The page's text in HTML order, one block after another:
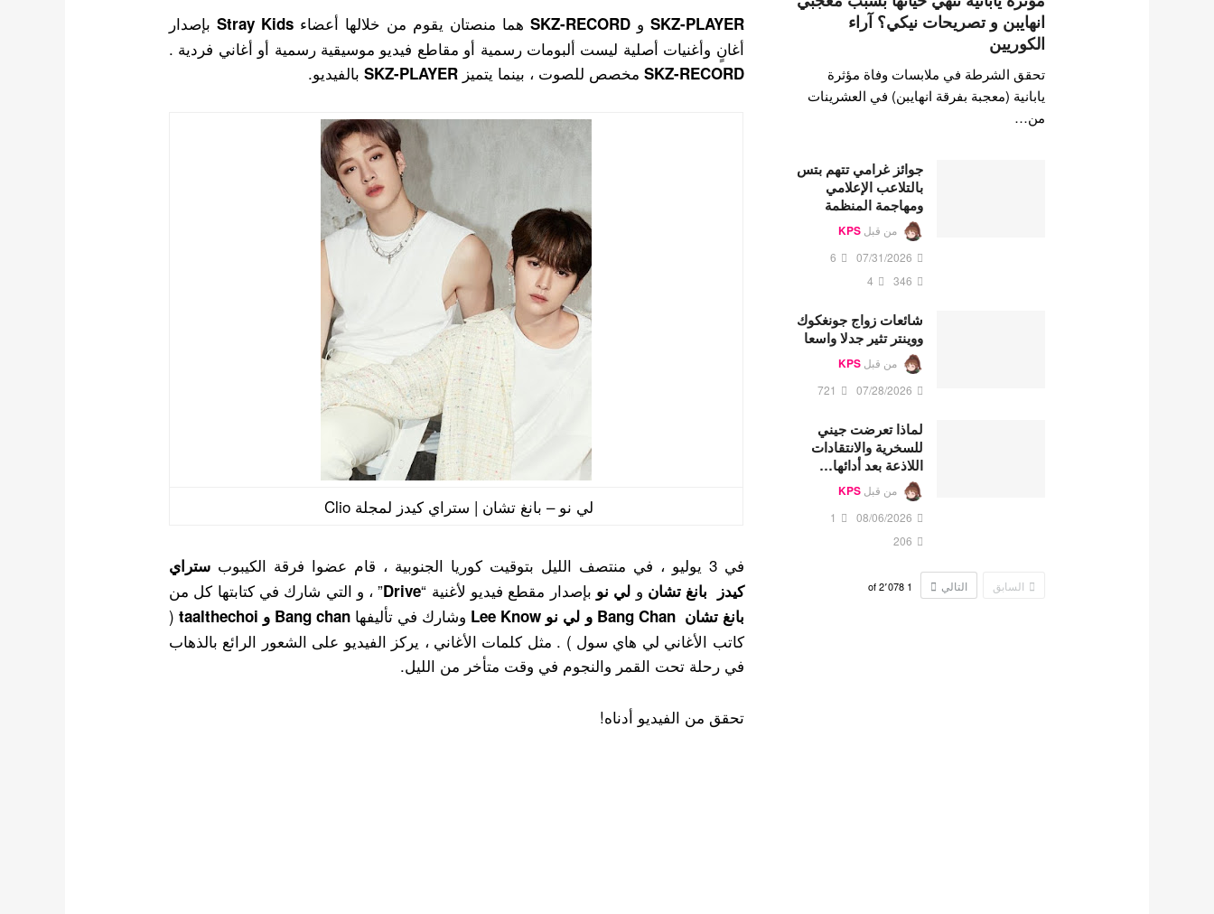
SKZ-PLAYER وSKZ-RECORD هما منصتان يقوم من خلالها أعضاءStray Kids بإصدار
أغانٍ وأغنيات أصلية ليست ألبومات رسمية أو مقاطع فيديو موسيقية رسمية أو أغاني فردية .
SKZ-RECORD مخصص للصوت ، بينما يتميزSKZ-PLAYER بالفيديو.
لي نو – بانغ تشان | ستراي كيدز لمجلة Clio
في 3 يوليو ، في منتصف الليل بتوقيت كوريا الجنوبية ، قام عضوا فرقة الكيبوب
ستراي
كيدز
بانغ تشان و لي نو بإصدار مقطع فيديو لأغنية “Drive” ، و التي شارك في كتابتها كل من
بانغ تشان Bang Chan و لي نو Lee Know وشارك في تأليفها Bang chan و taalthechoi
(
كاتب الأغاني لي هاي سول ) . مثل كلمات الأغاني ، يركز الفيديو على الشعور الرائع بالذهاب
في رحلة تحت القمر والنجوم في وقت متأخر من الليل.
تحقق من الفيديو أدناه!
انهايبن و تصريحات نيكي؟ آراء
الكوريين
تحقق الشرطة في ملابسات وفاة مؤثرة
يابانية (معجبة بفرقة انهايبن) في العشرينات
من…
جوائز غرامي تتهم بتس
بالتلاعب الإعلامي
ومهاجمة المنظمة
من قبل KPS
07/31/2026
6
346
4
شائعات زواج جونغكوك
ووينتر تثير جدلا واسعا
من قبل KPS
07/28/2026
721
لماذا تعرضت جيني
للسخرية والانتقادات
اللاذعة بعد أدائها…
من قبل KPS
08/06/2026
1
206
السابق التالي 1 2٬078